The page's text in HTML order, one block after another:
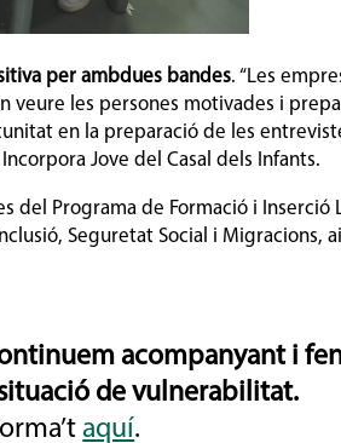
per ambdues bandes. “Les
veure les persones motivades i
en la preparació de les
Jove del Casal dels Infants.
del Programa de Formació i Inserció
Seguretat Social i Migracions,
acompanyant i
de vulnerabilitat.
aquí.